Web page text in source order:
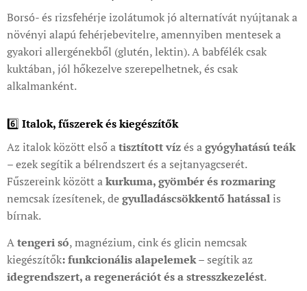
Borsó- és rizsfehérje izolátumok jó alternatívát nyújtanak a
növényi alapú fehérjebevitelre, amennyiben mentesek a
gyakori allergénekből (glutén, lektin). A babfélék csak
kuktában, jól hőkezelve szerepelhetnek, és csak
alkalmanként.
6️⃣ Italok, fűszerek és kiegészítők
Az italok között első atisztított vízés agyógyhatású teák
– ezek segítik a bélrendszert és a sejtanyagcserét.
Fűszereink között akurkuma, gyömbér és rozmaring
nemcsak ízesítenek, degyulladáscsökkentő hatássalis
bírnak.
Atengeri só, magnézium, cink és glicin nemcsak
kiegészítők: funkcionális alapelemek– segítik az
idegrendszert, a regenerációt és a stresszkezelést.